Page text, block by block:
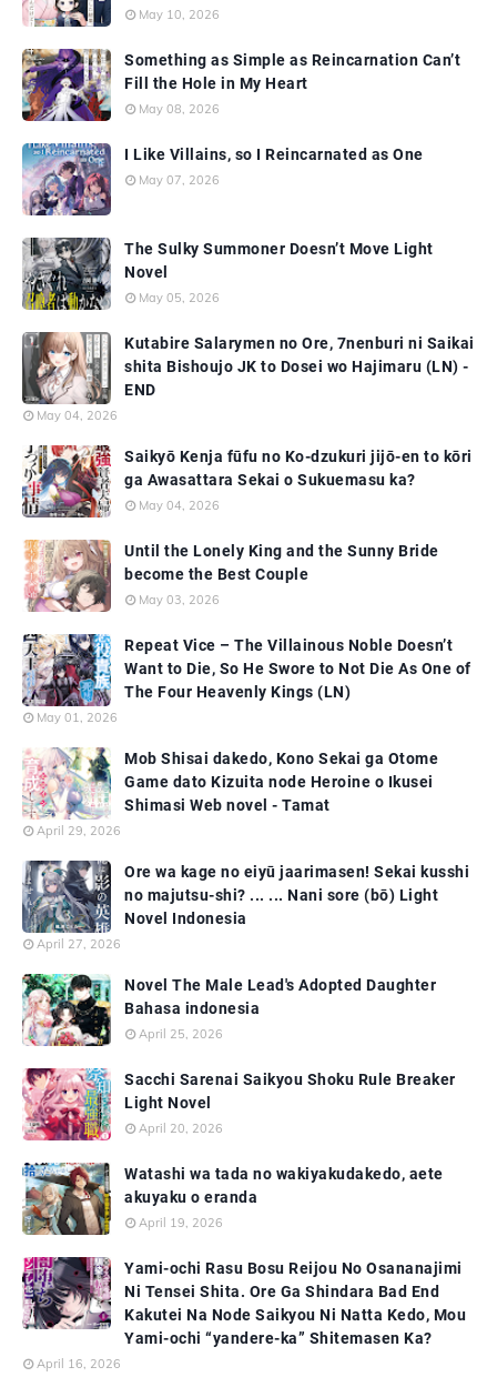
May 10, 2026
Something as Simple as Reincarnation Can’t
Fill the Hole in My Heart
May 08, 2026
I Like Villains, so I Reincarnated as One
May 07, 2026
The Sulky Summoner Doesn’t Move Light
Novel
May 05, 2026
Kutabire Salarymen no Ore, 7nenburi ni Saikai
shita Bishoujo JK to Dosei wo Hajimaru (LN) -
END
May 04, 2026
Saikyō Kenja fūfu no Ko-dzukuri jijō-en to kōri
ga Awasattara Sekai o Sukuemasu ka?
May 04, 2026
Until the Lonely King and the Sunny Bride
become the Best Couple
May 03, 2026
Repeat Vice – The Villainous Noble Doesn’t
Want to Die, So He Swore to Not Die As One of
The Four Heavenly Kings (LN)
May 01, 2026
Mob Shisai dakedo, Kono Sekai ga Otome
Game dato Kizuita node Heroine o Ikusei
Shimasi Web novel - Tamat
April 29, 2026
Ore wa kage no eiyū jaarimasen! Sekai kusshi
no majutsu-shi? ... ... Nani sore (bō) Light
Novel Indonesia
April 27, 2026
Novel The Male Lead's Adopted Daughter
Bahasa indonesia
April 25, 2026
Sacchi Sarenai Saikyou Shoku Rule Breaker
Light Novel
April 20, 2026
Watashi wa tada no wakiyakudakedo, aete
akuyaku o eranda
April 19, 2026
Yami-ochi Rasu Bosu Reijou No Osananajimi
Ni Tensei Shita. Ore Ga Shindara Bad End
Kakutei Na Node Saikyou Ni Natta Kedo, Mou
Yami-ochi “yandere-ka” Shitemasen Ka?
April 16, 2026